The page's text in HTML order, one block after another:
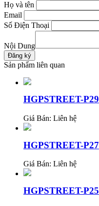
Họ và tên
Email
Số Điện Thoại
Nội Dung
Sản phẩm liên quan
HGPSTREET-P29
Giá Bán: Liên hệ
HGPSTREET-P27
Giá Bán: Liên hệ
HGPSTREET-P25